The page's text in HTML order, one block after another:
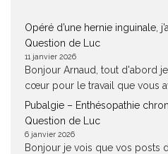
Opéré d’une hernie inguinale,
Question de Luc
11 janvier 2026
Bonjour Arnaud, tout d'abord
cœur pour le travail que vous
Pubalgie – Enthésopathie
Question de Luc
6 janvier 2026
Bonjour je vois que vos posts